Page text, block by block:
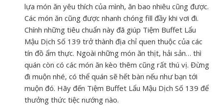
lựa món ăn yêu thích của mình, ăn bao nhiêu cũng được.
Các món ăn cũng được nhanh chóng fill đầy khi vơi đi.
Chính những tiêu chuẩn này đã giúp Tiệm Buffet Lẩu
Mậu Dịch Số 139 trở thành địa chỉ quen thuộc của các
tín đồ ẩm thực. Ngoài những món ăn thịt, hải sản… thì
quán còn có các món ăn kèo thêm cũng rất thú vị. Đừng
đi muộn nhé, có thể quán sẽ hết bàn nếu như bạn tới
muộn đó. Hãy đến Tiệm Buffet Lẩu Mậu Dịch Số 139 để
thưởng thức tiệc nướng nào.